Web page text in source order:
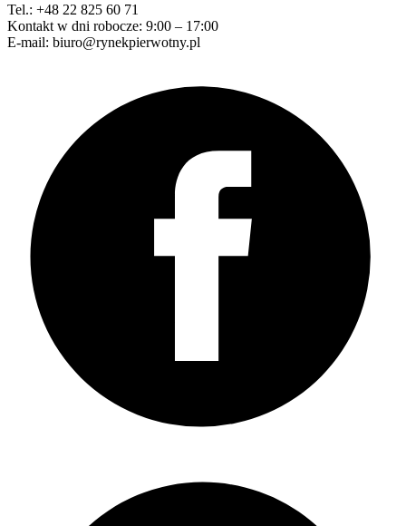
Tel.: +48 22 825 60 71
Kontakt w dni robocze: 9:00 – 17:00
E-mail: biuro@rynekpierwotny.pl